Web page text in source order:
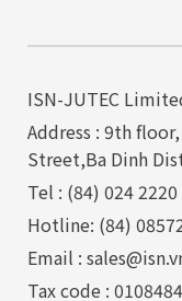
ISN-JUTEC
Address : 9th
Street,Ba Dinh
Tel : (84) 024 2220
Hotline: (84)
Email :
Tax code :